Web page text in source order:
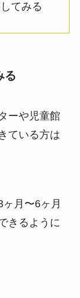
てみる
る
ーや児童館
ている方は
月〜6ヶ月
きるように